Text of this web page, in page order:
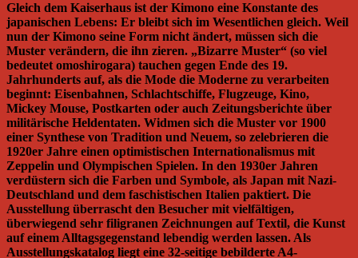
Gleich dem Kaiserhaus ist der Kimono eine Konstante des
japanischen Lebens: Er bleibt sich im Wesentlichen gleich. Weil
nun der Kimono seine Form nicht ändert, müssen sich die
Muster verändern, die ihn zieren. „Bizarre Muster“ (so viel
bedeutet omoshirogara) tauchen gegen Ende des 19.
Jahrhunderts auf, als die Mode die Moderne zu verarbeiten
beginnt: Eisenbahnen, Schlachtschiffe, Flugzeuge, Kino,
Mickey Mouse, Postkarten oder auch Zeitungsberichte über
militärische Heldentaten. Widmen sich die Muster vor 1900
einer Synthese von Tradition und Neuem, so zelebrieren die
1920er Jahre einen optimistischen Internationalismus mit
Zeppelin und Olympischen Spielen. In den 1930er Jahren
verdüstern sich die Farben und Symbole, als Japan mit Nazi-
Deutschland und dem faschistischen Italien paktiert. Die
Ausstellung überrascht den Besucher mit vielfältigen,
überwiegend sehr filigranen Zeichnungen auf Textil, die Kunst
auf einem Alltagsgegenstand lebendig werden lassen. Als
Ausstellungskatalog liegt eine 32-seitige bebilderte A4-